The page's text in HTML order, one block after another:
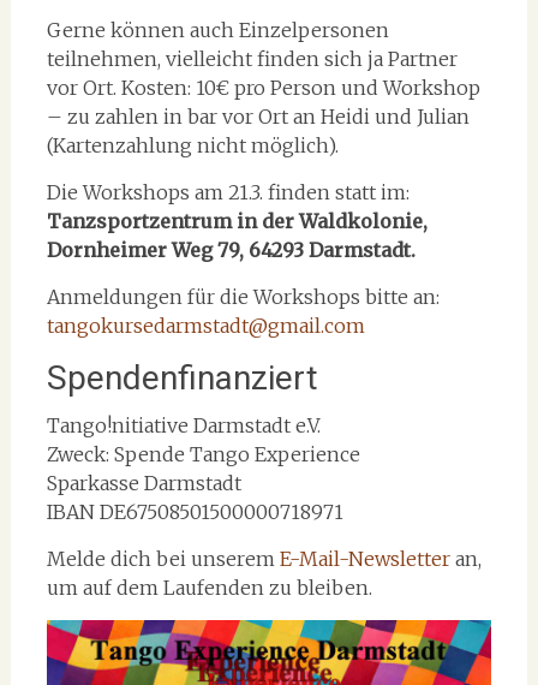
Gerne können auch Einzelpersonen
teilnehmen, vielleicht finden sich ja Partner
vor Ort. Kosten: 10€ pro Person und Workshop
– zu zahlen in bar vor Ort an Heidi und Julian
(Kartenzahlung nicht möglich).
Die Workshops am 21.3. finden statt im:
Tanzsportzentrum in der Waldkolonie,
Dornheimer Weg 79, 64293 Darmstadt.
Anmeldungen für die Workshops bitte an:
tangokursedarmstadt@gmail.com
Spendenfinanziert
Tango!nitiative Darmstadt e.V.
Zweck: Spende Tango Experience
Sparkasse Darmstadt
IBAN DE67508501500000718971
Melde dich bei unserem E-Mail-Newsletteran,
um auf dem Laufenden zu bleiben.